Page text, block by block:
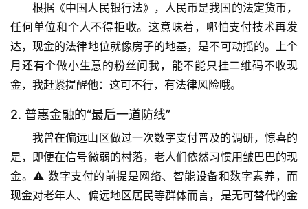
根据《中国人民银行法》， 人民币是我国的法定货币，
任何单位和个人不得拒收。这意味着，哪怕支付技术再发
达，现金的法律地位就像房子的地基，是不可动摇的。上个
月还有个做小生意的粉丝问我，能不能只挂二维码不收现
金，我赶紧提醒他：这可不行，有法律风险哦。
2. 普惠金融的“最后一道防线”
我曾在偏远山区做过一次数字支付普及的调研， 惊喜的
是，即便在信号微弱的村落，老人们依然习惯用皱巴巴的现
金。⚠️ 数字支付的前提是网络、智能设备和数字素养，而
现金对老年人、偏远地区居民等群体而言，是无可替代的金